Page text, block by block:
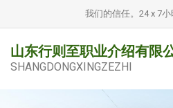
我们的信任。24 x 7小
山东行则至职业介绍有限
SHANGDONGXINGZEZHI